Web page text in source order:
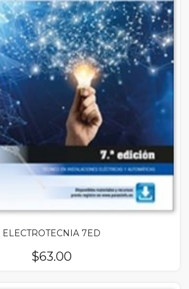
ELECTROTECNIA 7ED
$63.00